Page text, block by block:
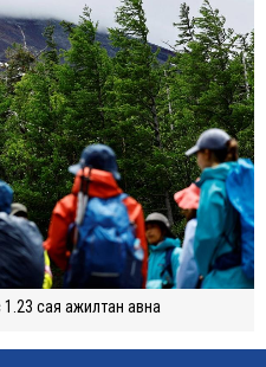
1.23 сая ажилтан авна